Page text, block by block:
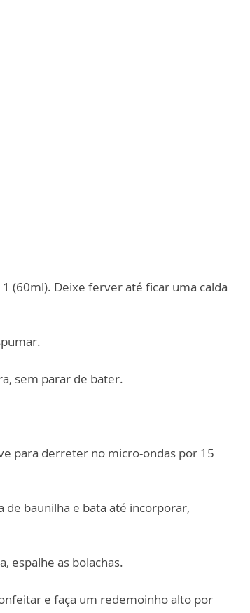
(60ml). Deixe ferver até ficar uma calda
sem parar de bater.
para derreter no micro-ondas por 15
de baunilha e bata até incorporar,
espalhe as bolachas.
e faça um redemoinho alto por